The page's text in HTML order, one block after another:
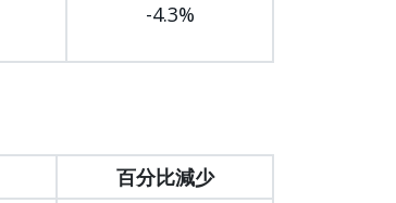
-4.3%
百分比減少